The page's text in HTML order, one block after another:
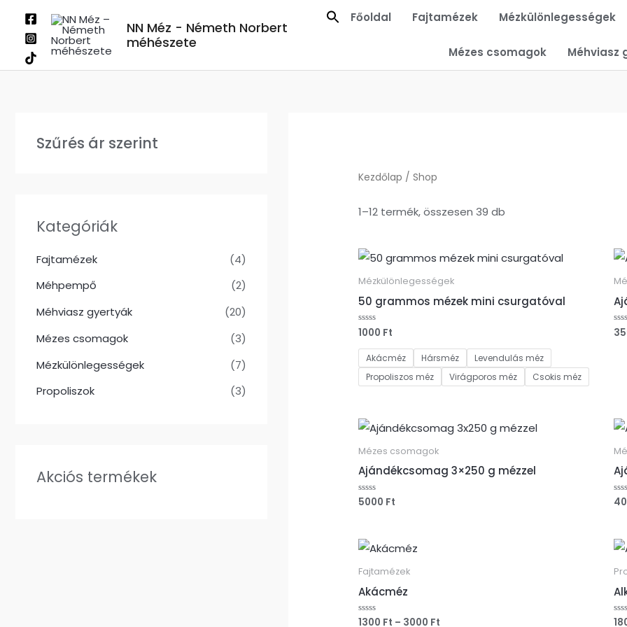
content
NN Méz - Németh Norbert
méhészete
Főoldal Fajtamézek Mézkülönlegességek
Mézes csomagok Méhviasz
Szűrés ár szerint
Kategóriák
Fajtamézek
(4)
Méhpempő
(2)
Méhviasz gyertyák
(20)
Mézes csomagok
(3)
Mézkülönlegességek
(7)
Propoliszok
(3)
Akciós termékek
Kezdőlap / Shop
1–12 termék, összesen 39 db
Mézkülönlegességek
50 grammos mézek mini csurgatóval
Értékelés:
0
/
1000 Ft
Akácméz Hársméz
Levendulás méz
Propoliszos méz
Virágporos méz Csokis méz
0
Mézes csomagok
Ajándékcsomag 3×250 g mézzel
Értékelés:
5000 Ft
Fajtamézek
Akácméz
Értékelés:
1300 Ft – 3000 Ft